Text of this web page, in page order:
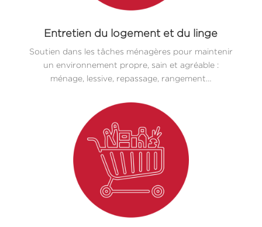
Entretien du logement et du linge
Soutien dans les tâches ménagères pour maintenir
un environnement propre, sain et agréable :
ménage, lessive, repassage, rangement…